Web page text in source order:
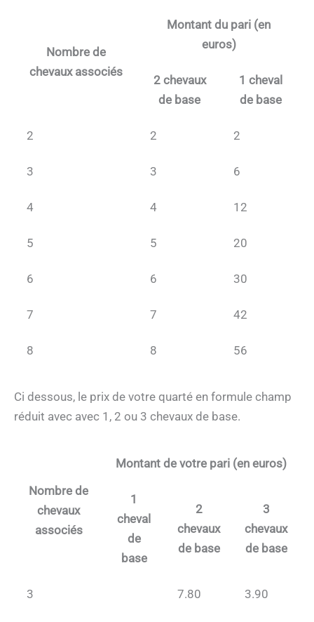
Nombre de
chevaux associés
Montant du pari (en
euros)
2 chevaux
de base
1 cheval
de base
2 2 2
3 3 6
4 4 12
5 5 20
6 6 30
7 7 42
8 8 56
Ci dessous, le prix de votre quarté en formule champ
réduit avec avec 1, 2 ou 3 chevaux de base.
Nombre de
chevaux
associés
Montant de votre pari (en euros)
1
cheval
de
base
2
chevaux
de base
3
chevaux
de base
3 7.80 3.90